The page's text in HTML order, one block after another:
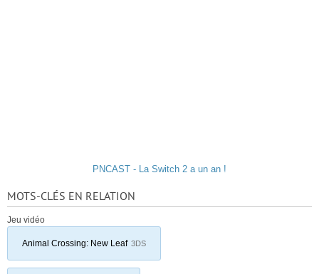
PNCAST - La Switch 2 a un an !
MOTS-CLÉS EN RELATION
Jeu vidéo
Animal Crossing: New Leaf 3DS